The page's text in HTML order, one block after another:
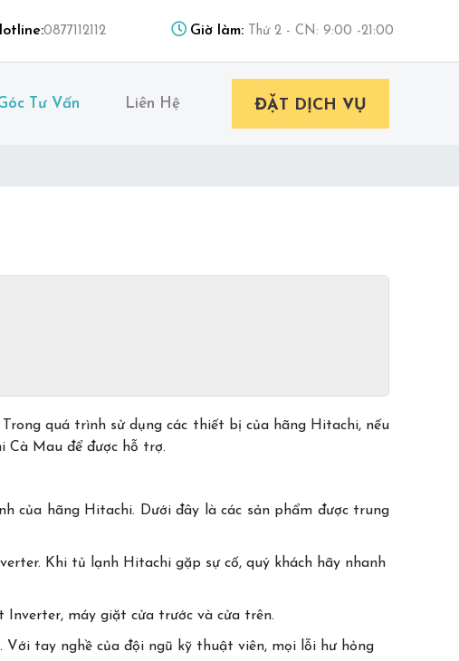
0877112112 Giờ làm: Thứ 2 - CN: 9:00 -21:00
Tư Vấn Liên Hệ ĐẶT DỊCH VỤ
quá trình sử dụng các thiết bị của hãng Hitachi, nếu
Cà Mau để được hỗ trợ.
của hãng Hitachi. Dưới đây là các sản phẩm được trung
Khi tủ lạnh Hitachi gặp sự cố, quý khách hãy nhanh
Inverter, máy giặt cửa trước và cửa trên.
tay nghề của đội ngũ kỹ thuật viên, mọi lỗi hư hỏng